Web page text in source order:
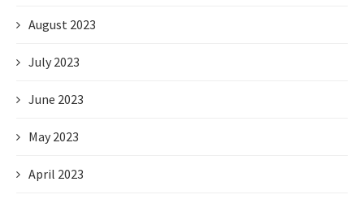
August 2023
July 2023
June 2023
May 2023
April 2023